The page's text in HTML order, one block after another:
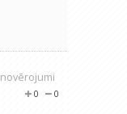
0
0